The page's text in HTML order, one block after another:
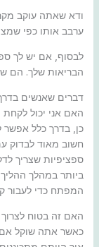
ודא שאתה עוקב
ערבב אותו כפי
לבסוף, אם יש לך
הבריאות שלך. הם
דברים שאנשים
האם אני יכול לקחת
כן, בדרך כלל אפשר
חשוב מאוד לבדוק
ספציפיות שצריך
ביותר במהלך
המפתח כדי לעבור
האם זה בטוח לצרוך
כאשר אתה שוקל אם